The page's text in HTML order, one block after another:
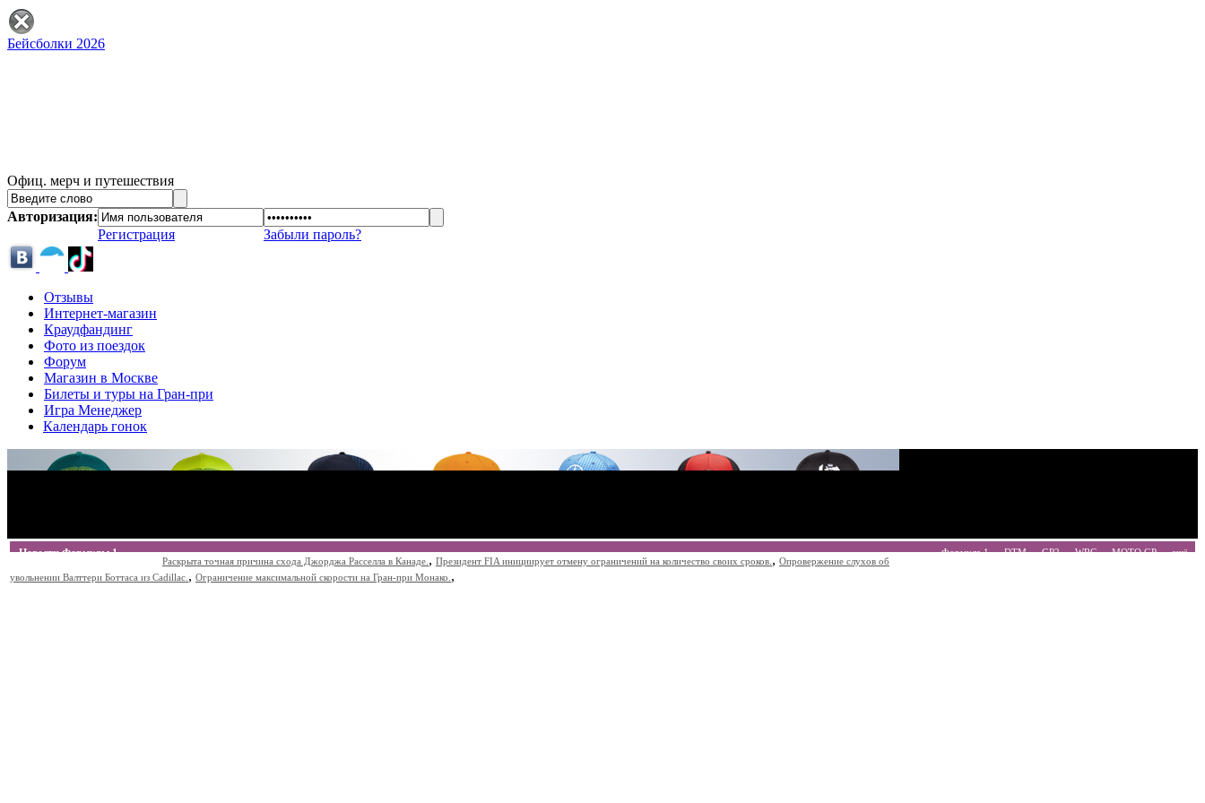
Бейсболки 2026
Офиц. мерч и путешествия
Авторизация:
Регистрация
Забыли пароль?
Отзывы
Интернет-магазин
Краудфандинг
Фото из поездок
Форум
Магазин в Москве
Билеты и туры на Гран-при
Игра Менеджер
Календарь гонок
Новости Формулы 1 Формула 1 DTM GP2 WRC MOTO GP
ещё
Раскрыта точная причина схода Джорджа Расселла в Канаде. , Президент FIA инициирует отмену ограничений на количество своих сроков. , Опровержение слухов об
увольнении Валттери Боттаса из Cadillac. , Ограничение максимальной скорости на Гран-при Монако. ,